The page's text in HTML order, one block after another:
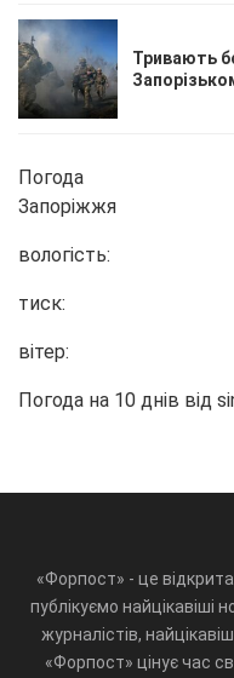
Тривають
Погода
Запоріжжя
вологість:
тиск:
вітер:
Погода на 10 днів від
«Форпост» - це
публікуємо найцікавіші
журналістів,
«Форпост» цінує час